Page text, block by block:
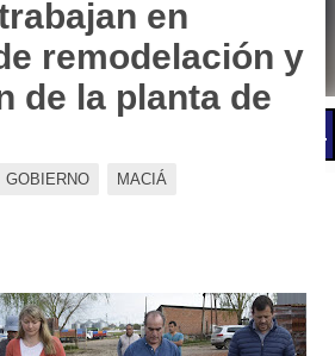
en
remodelación y
de la planta de
GOBIERNO MACIÁ